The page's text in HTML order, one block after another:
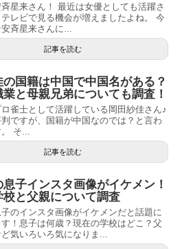
星来さん！ 最近は女優としても活躍さ
レビで見る機会が増えましたよね。 今
斉星来さんに...
記事を読む
の国籍は中国で中国名がある？
と母親兄弟についても調査！
雀士として活躍している岡田紗佳さん♪
ですが、国籍が中国なのでは？と言わ
そ...
記事を読む
子インスタ画像がイケメン！
校と父親について調査
のインスタ画像がイケメンだと話題に
！息子は何歳？現在の学校はどこ？父
気いろいろ気になりま...